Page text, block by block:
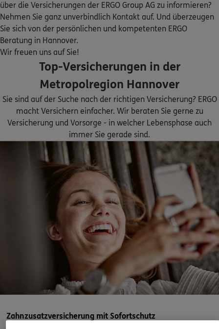
/5
Daniel Werner
Jordanstr. 26
Homepage besuchen
Tobias Wypior
Jordanstr. 26,30173 Hannover(2.7 km)
Homepage besuchen
ERGO
Stephan Sandvoß
Ricklinger Stadtweg 8,30459 Hannover(2.9 km)
Homepage besuchen
ERGO
Vu Dan Duc Man
Wichmannstr. 22, 30519 Hannover
(3.9 km)
Homepage besuchen
5/5 ERGO
Jörg Erhard Drath
Vahrenwalder Straße 205
7.Stock mit Fahrstuhl
Hannover
(4.1 km)
Homepage besuchen
Regionaldirektion Hannover
über die Versicherungen der ERGO Group AG zu informieren?
Nehmen Sie ganz unverbindlich Kontakt auf. Und überzeugen
Sie sich von der persönlichen und kompetenten ERGO
Beratung in Hannover.
Wir freuen uns auf Sie!
Top-Versicherungen in der
Metropolregion Hannover
Sie sind auf der Suche nach der richtigen Versicherung? ERGO
macht Versichern einfacher. Wir beraten Sie gerne zu
Versicherung und Vorsorge - in welcher Lebensphase auch
immer Sie gerade sind.
Zahnzusatzversicherung mit Sofortschutz